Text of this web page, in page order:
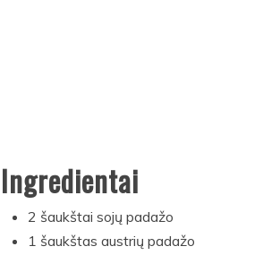
Ingredientai
2 šaukštai sojų padažo
1 šaukštas austrių padažo